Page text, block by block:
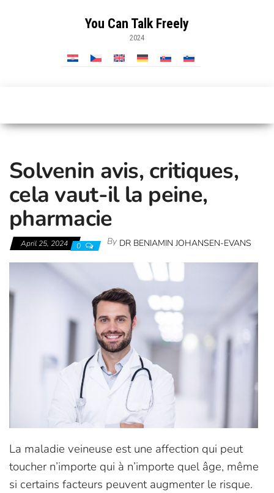
You Can Talk Freely
2024
Solvenin avis, critiques,
cela vaut-il la peine,
pharmacie
April 25, 2024 0 By DR BENIAMIN JOHANSEN-EVANS
La maladie veineuse est une affection qui peut
toucher n’importe qui à n’importe quel âge, même
si certains facteurs peuvent augmenter le risque.